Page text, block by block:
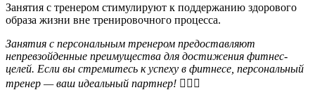
Занятия с тренером стимулируют к поддержанию здорового
образа жизни вне тренировочного процесса.
Занятия с персональным тренером предоставляют
непревзойденные преимущества для достижения фитнес-
целей. Если вы стремитесь к успеху в фитнесе, персональный
тренер — ваш идеальный партнер! 🏋️‍♀️💪